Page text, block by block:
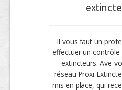
Il vous faut un
effectuer un contrôle
extincteurs. Ave-
réseau Proxi
mis en place, qui